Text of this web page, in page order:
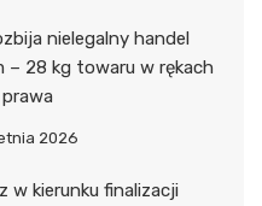
nielegalny handel
– 28 kg towaru w rękach
2026
w kierunku finalizacji